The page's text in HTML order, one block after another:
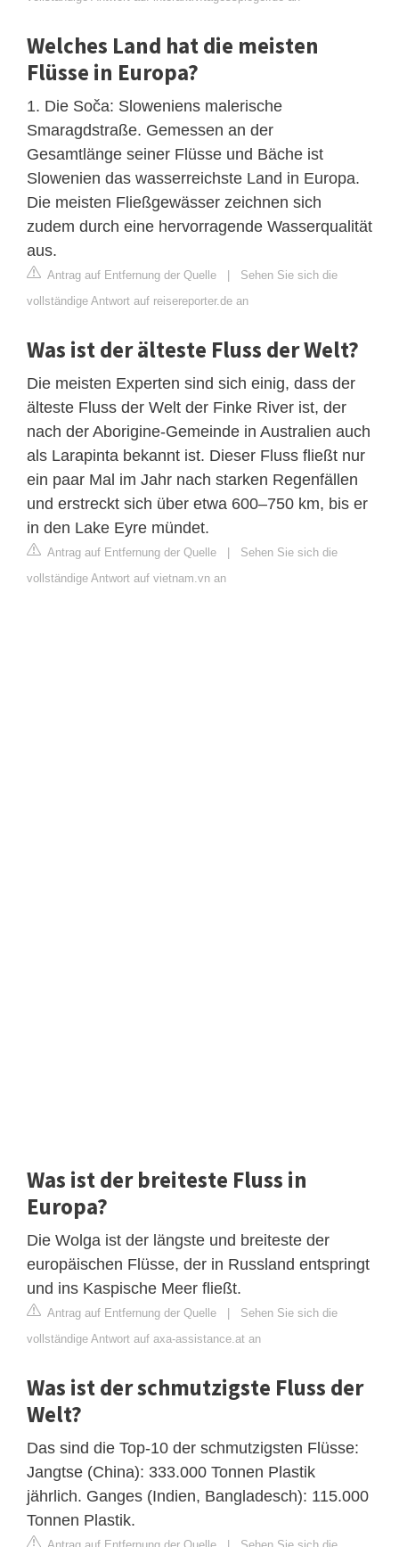
Welches Land hat die meisten
Flüsse in Europa?
1. Die Soča: Sloweniens malerische
Smaragdstraße. Gemessen an der
Gesamtlänge seiner Flüsse und Bäche ist
Slowenien das wasserreichste Land in Europa.
Die meisten Fließgewässer zeichnen sich
zudem durch eine hervorragende Wasserqualität
aus.
Antrag auf Entfernung der Quelle | Sehen Sie sich die
vollständige Antwort auf reisereporter.de an
Was ist der älteste Fluss der Welt?
Die meisten Experten sind sich einig, dass der
älteste Fluss der Welt der Finke River ist, der
nach der Aborigine-Gemeinde in Australien auch
als Larapinta bekannt ist. Dieser Fluss fließt nur
ein paar Mal im Jahr nach starken Regenfällen
und erstreckt sich über etwa 600–750 km, bis er
in den Lake Eyre mündet.
Antrag auf Entfernung der Quelle | Sehen Sie sich die
vollständige Antwort auf vietnam.vn an
Was ist der breiteste Fluss in
Europa?
Die Wolga ist der längste und breiteste der
europäischen Flüsse, der in Russland entspringt
und ins Kaspische Meer fließt.
Antrag auf Entfernung der Quelle | Sehen Sie sich die
vollständige Antwort auf axa-assistance.at an
Was ist der schmutzigste Fluss der
Welt?
Das sind die Top-10 der schmutzigsten Flüsse:
Jangtse (China): 333.000 Tonnen Plastik
jährlich. Ganges (Indien, Bangladesch): 115.000
Tonnen Plastik.